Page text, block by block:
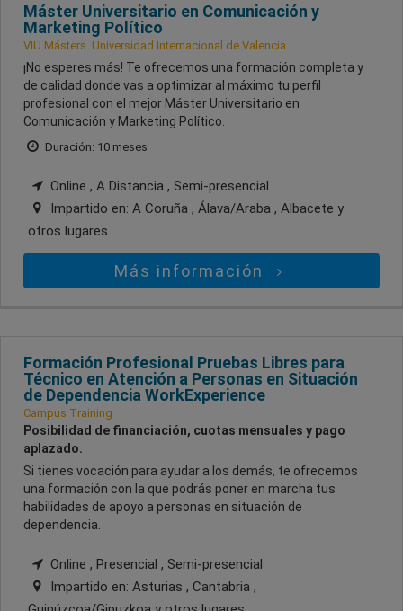
Máster Universitario en Comunicación y
Marketing Político
VIU Másters. Universidad Internacional de Valencia
¡No esperes más! Te ofrecemos una formación completa y
de calidad donde vas a optimizar al máximo tu perfil
profesional con el mejor Máster Universitario en
Comunicación y Marketing Político.
Duración: 10 meses
Online , A Distancia , Semi-presencial
Impartido en: A Coruña , Álava/Araba , Albacete y
otros lugares
Más información
Formación Profesional Pruebas Libres para
Técnico en Atención a Personas en Situación
de Dependencia WorkExperience
Campus Training
Posibilidad de financiación, cuotas mensuales y pago
aplazado.
Si tienes vocación para ayudar a los demás, te ofrecemos
una formación con la que podrás poner en marcha tus
habilidades de apoyo a personas en situación de
dependencia.
Online , Presencial , Semi-presencial
Impartido en: Asturias , Cantabria ,